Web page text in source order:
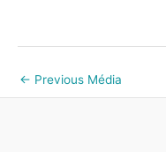
← Previous Média